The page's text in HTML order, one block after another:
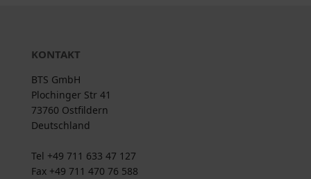
KONTAKT
BTS GmbH
Plochinger Str 41
73760 Ostfildern
Deutschland
Tel +49 711 633 47 127
Fax +49 711 470 76 588